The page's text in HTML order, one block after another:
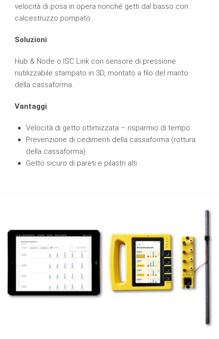
velocità di posa in opera nonché getti dal basso con
calcestruzzo pompato.
Soluzioni
Hub & Node o ISC Link con sensore di pressione
riutilizzabile stampato in 3D, montato a filo del manto
della cassaforma.
Vantaggi
Velocità di getto ottimizzata – risparmio di tempo
Prevenzione di cedimenti della cassaforma (rottura
della cassaforma)
Getto sicuro di pareti e pilastri alti